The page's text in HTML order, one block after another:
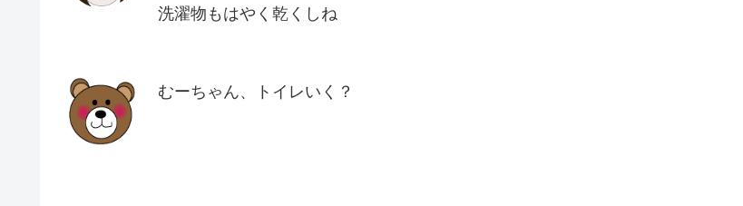
洗濯物もはやく乾くしね
むーちゃん、トイレいく？